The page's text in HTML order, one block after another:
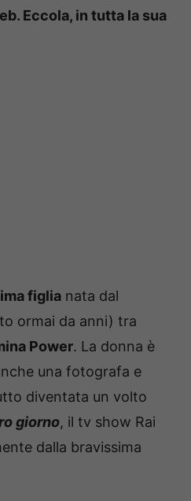
Eccola, in tutta la sua
figlia nata dal
ormai da anni) tra
Power. La donna è
una fotografa e
diventata un volto
giorno, il tv show Rai
dalla bravissima